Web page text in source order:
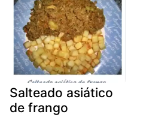
Salteado asiático
de frango